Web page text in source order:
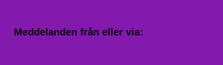
Meddelanden från eller via: